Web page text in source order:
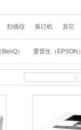
扫描仪 装订机 其它
） 爱普生（EPSON）
富士康 MAXHUB